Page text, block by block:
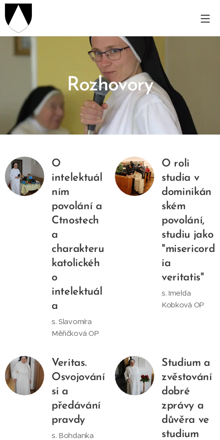
Rozhovory
O
intelektuál
ním
povolání a
Ctnostech
a
charakteru
katolickéh
o
intelektuál
a
s. Slavomíra
Měřičková OP
O roli
studia v
dominikán
ském
povolání,
studiu jako
"misericord
ia
veritatis"
s. Imelda
Kobková OP
Veritas.
Osvojování
si a
předávání
pravdy
s. Bohdanka
Studium a
zvěstování
dobré
zprávy a
důvěra ve
studium